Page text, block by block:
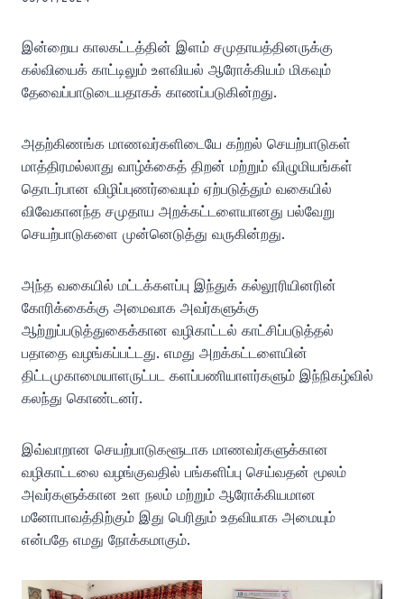
இன்றைய காலகட்டத்தின் இளம் சமுதாயத்தினருக்கு
கல்வியைக் காட்டிலும் உளவியல் ஆரோக்கியம் மிகவும்
தேவைப்பாடுடையதாகக் காணப்படுகின்றது.
அதற்கிணங்க மாணவர்களிடையே கற்றல் செயற்பாடுகள்
மாத்திரமல்லாது வாழ்க்கைத் திறன் மற்றும் விழுமியங்கள்
தொடர்பான விழிப்புணர்வையும் ஏற்படுத்தும் வகையில்
விவேகானந்த சமுதாய அறக்கட்டளையானது பல்வேறு
செயற்பாடுகளை முன்னெடுத்து வருகின்றது.
அந்த வகையில் மட்டக்களப்பு இந்துக் கல்லூரியினரின்
கோரிக்கைக்கு அமைவாக அவர்களுக்கு
ஆற்றுப்படுத்துகைக்கான வழிகாட்டல் காட்சிப்படுத்தல்
பதாதை வழங்கப்பட்டது. எமது அறக்கட்டளையின்
திட்டமுகாமையாளருட்பட களப்பணியாளர்களும் இந்நிகழ்வில்
கலந்து கொண்டனர்.
இவ்வாறான செயற்பாடுகளூடாக மாணவர்களுக்கான
வழிகாட்டலை வழங்குவதில் பங்களிப்பு செய்வதன் மூலம்
அவர்களுக்கான உள நலம் மற்றும் ஆரோக்கியமான
மனோபாவத்திற்கும் இது பெரிதும் உதவியாக அமையும்
என்பதே எமது நோக்கமாகும்.